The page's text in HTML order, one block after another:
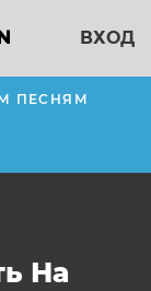
ВХОД
ПЕСНЯМ
На